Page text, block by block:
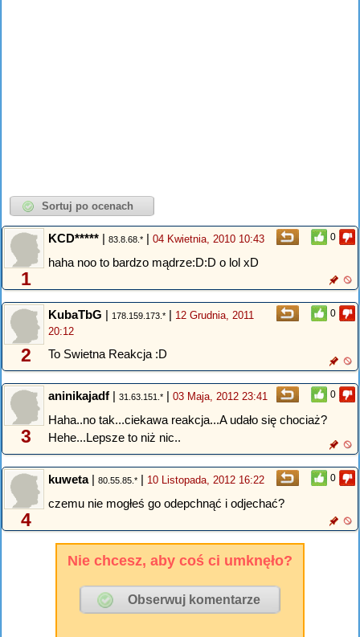
0
1
KCD***** | 83.8.68.* | 04 Kwietnia, 2010 10:43
haha noo to bardzo mądrze:D:D o lol xD
0
2
KubaTbG | 178.159.173.* | 12 Grudnia, 2011
20:12
To Swietna Reakcja :D
0
3
aninikajadf | 31.63.151.* | 03 Maja, 2012 23:41
Haha..no tak...ciekawa reakcja...A udało się chociaż?
Hehe...Lepsze to niż nic..
0
4
kuweta| 80.55.85.* | 10 Listopada, 2012 16:22
czemu nie mogłeś go odepchnąć i odjechać?
Nie chcesz, aby coś ci umknęło?